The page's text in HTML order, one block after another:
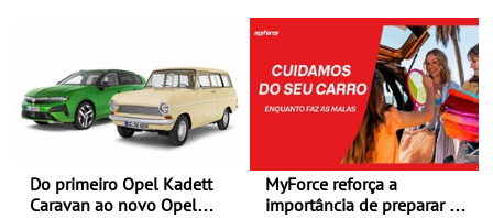
promoção de uma
transição ecológica justa
Do primeiro Opel Kadett
Caravan ao novo Opel
MyForce reforça a
importância de preparar o